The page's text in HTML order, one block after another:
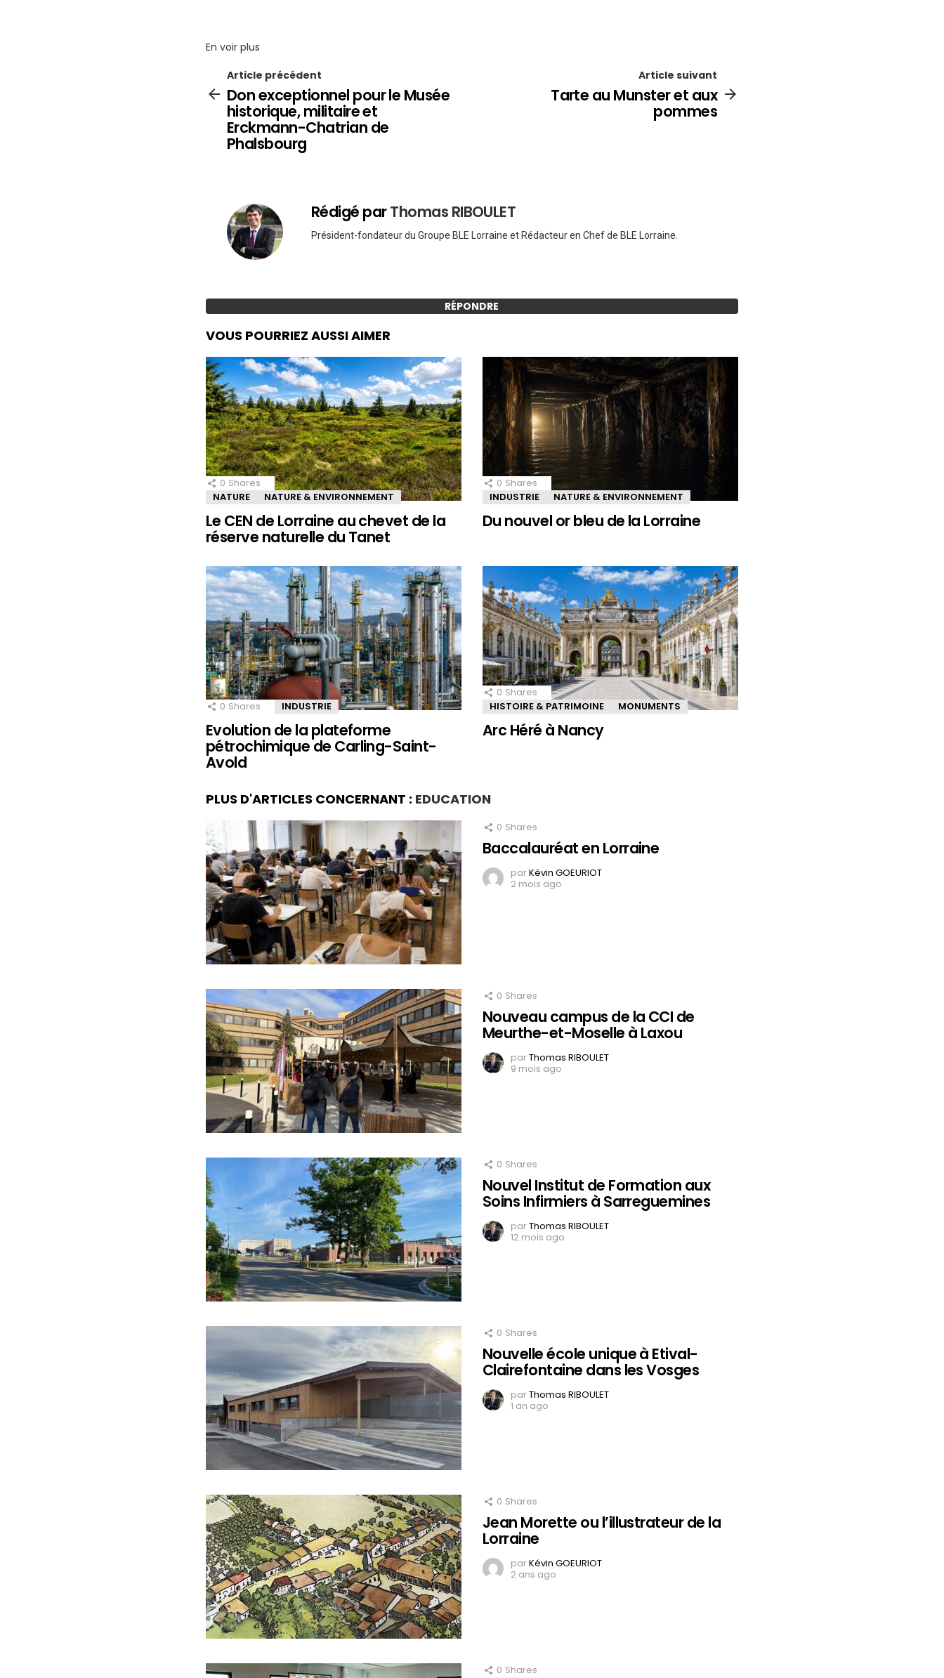
En voir plus
Article précédent
Don exceptionnel pour le Musée
historique, militaire et
Erckmann-Chatrian de
Phalsbourg
Article suivant
Tarte au Munster et aux
pommes
Rédigé parThomas RIBOULET
Président-fondateur du Groupe BLE Lorraine et Rédacteur en Chef de BLE Lorraine.
RÉPONDRE
VOUS POURRIEZ AUSSI AIMER
0 Shares
NATURE
NATURE & ENVIRONNEMENT
Le CEN de Lorraine au chevet de la
réserve naturelle du Tanet
0 Shares
INDUSTRIE
NATURE & ENVIRONNEMENT
Du nouvel or bleu de la Lorraine
0 Shares INDUSTRIE
Evolution de la plateforme
pétrochimique de Carling-Saint-
Avold
0 Shares
HISTOIRE & PATRIMOINE
MONUMENTS
Arc Héré à Nancy
PLUS D'ARTICLES CONCERNANT : EDUCATION
0 Shares
Baccalauréat en Lorraine
parKévin GOEURIOT
2 mois ago
0 Shares
Nouveau campus de la CCI de
Meurthe-et-Moselle à Laxou
parThomas RIBOULET
9 mois ago
0 Shares
Nouvel Institut de Formation aux
Soins Infirmiers à Sarreguemines
parThomas RIBOULET
12 mois ago
0 Shares
Nouvelle école unique à Etival-
Clairefontaine dans les Vosges
parThomas RIBOULET
1 an ago
0 Shares
Jean Morette ou l’illustrateur de la
Lorraine
parKévin GOEURIOT
2 ans ago
0 Shares